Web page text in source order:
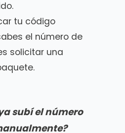
tu código
el número de
solicitar una
subí el número